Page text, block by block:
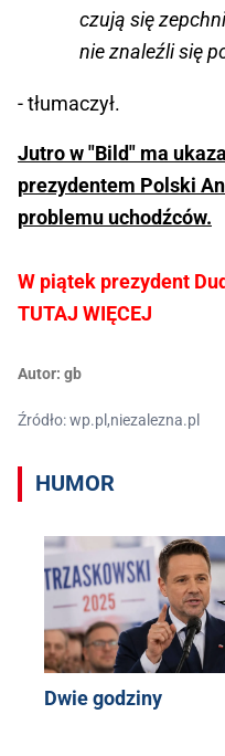
czują się
nie znaleźli się
- tłumaczył.
Jutro w "Bild" ma
prezydentem Polski
problemu uchodźców.
W piątek prezydent
TUTAJ WIĘCEJ
Autor: gb
Źródło: wp.pl,niezalezna.pl
HUMOR
Dwie godziny